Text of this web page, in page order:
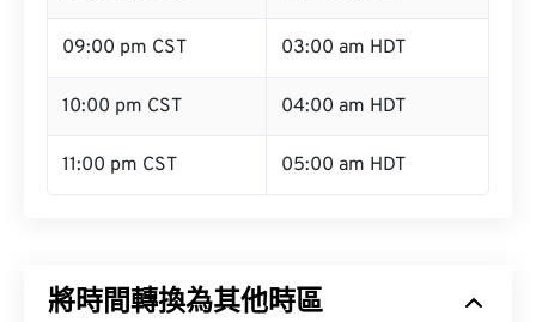
09:00 pm CST 03:00 am HDT
10:00 pm CST 04:00 am HDT
11:00 pm CST 05:00 am HDT
將時間轉換為其他時區